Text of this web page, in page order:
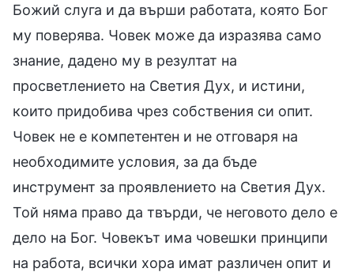
Божий слуга и да върши работата, която Бог
му поверява. Човек може да изразява само
знание, дадено му в резултат на
просветлението на Светия Дух, и истини,
които придобива чрез собствения си опит.
Човек не е компетентен и не отговаря на
необходимите условия, за да бъде
инструмент за проявлението на Светия Дух.
Той няма право да твърди, че неговото дело е
дело на Бог. Човекът има човешки принципи
на работа, всички хора имат различен опит и